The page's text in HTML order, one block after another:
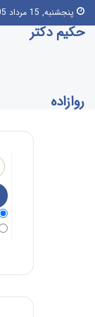
پنجشنبه, 15 مرداد 1405
حکیم دکتر
روازاده